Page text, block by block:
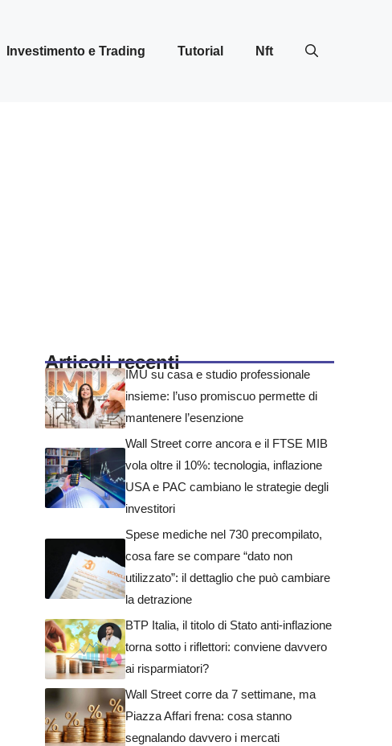
Investimento e Trading Tutorial Nft
Articoli recenti
IMU su casa e studio professionale
insieme: l’uso promiscuo permette di
mantenere l’esenzione
Wall Street corre ancora e il FTSE MIB
vola oltre il 10%: tecnologia, inflazione
USA e PAC cambiano le strategie degli
investitori
Spese mediche nel 730 precompilato,
cosa fare se compare “dato non
utilizzato”: il dettaglio che può cambiare
la detrazione
BTP Italia, il titolo di Stato anti-inflazione
torna sotto i riflettori: conviene davvero
ai risparmiatori?
Wall Street corre da 7 settimane, ma
Piazza Affari frena: cosa stanno
segnalando davvero i mercati